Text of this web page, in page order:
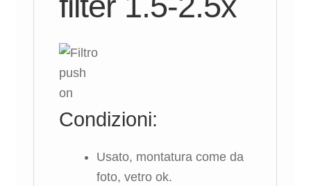
Condizioni:
Usato, montatura come da
foto, vetro ok.